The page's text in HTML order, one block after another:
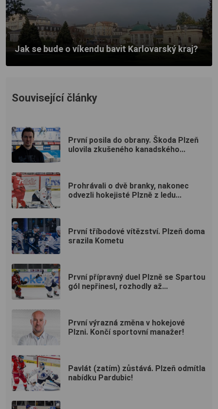
Jak se bude o víkendu bavit Karlovarský kraj?
Související články
První posila do obrany. Škoda Plzeň
ulovila zkušeného kanadského...
Prohrávali o dvě branky, nakonec
odvezli hokejisté Plzně z ledu...
První tříbodové vítězství. Plzeň doma
srazila Kometu
První přípravný duel Plzně se Spartou
gól nepřinesl, rozhodly až...
První výrazná změna v hokejové
Plzni. Končí sportovní manažer!
Pavlát (zatím) zůstává. Plzeň odmítla
nabídku Pardubic!